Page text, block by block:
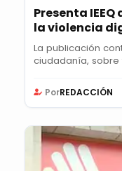
Presenta
la violencia
La publicación
ciudadanía,
PorREDACCIÓN